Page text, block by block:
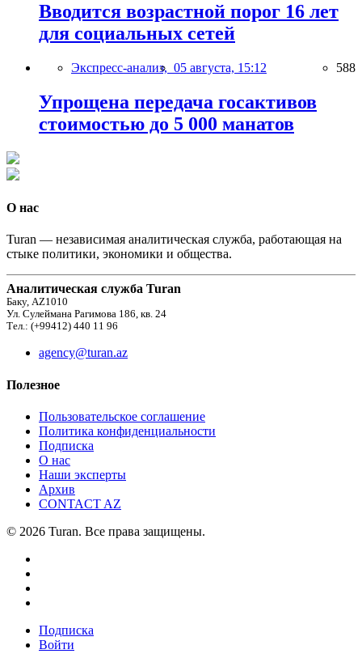
Вводится возрастной порог 16 лет
для социальных сетей
Экспресс-анализ, 05 августа, 15:12 588
Упрощена передача госактивов
стоимостью до 5 000 манатов
О нас
Turan — независимая аналитическая служба, работающая на
стыке политики, экономики и общества.
Аналитическая служба Turan
Баку, AZ1010
Ул. Сулеймана Рагимова 186, кв. 24
Тел.: (+99412) 440 11 96
agency@turan.az
Полезное
Пользовательское соглашение
Политика конфиденциальности
Подписка
О нас
Наши эксперты
Архив
CONTACT AZ
© 2026 Turan. Все права защищены.
Подписка
Войти